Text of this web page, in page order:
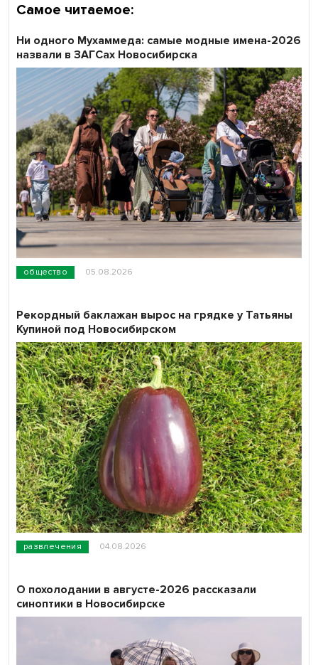
Самое читаемое:
общество 05.08.2026
Ни одного Мухаммеда: самые модные имена-2026
назвали в ЗАГСах Новосибирска
развлечения 04.08.2026
Рекордный баклажан вырос на грядке у Татьяны
Купиной под Новосибирском
О похолодании в августе-2026 рассказали
синоптики в Новосибирске